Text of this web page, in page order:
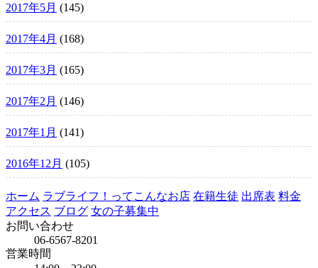
2017年5月 (145)
2017年4月 (168)
2017年3月 (165)
2017年2月 (146)
2017年1月 (141)
2016年12月 (105)
ホーム ラブライフ！ってこんなお店 在籍生徒 出席表 料金
アクセス ブログ 女の子募集中
お問い合わせ
06-6567-8201
営業時間